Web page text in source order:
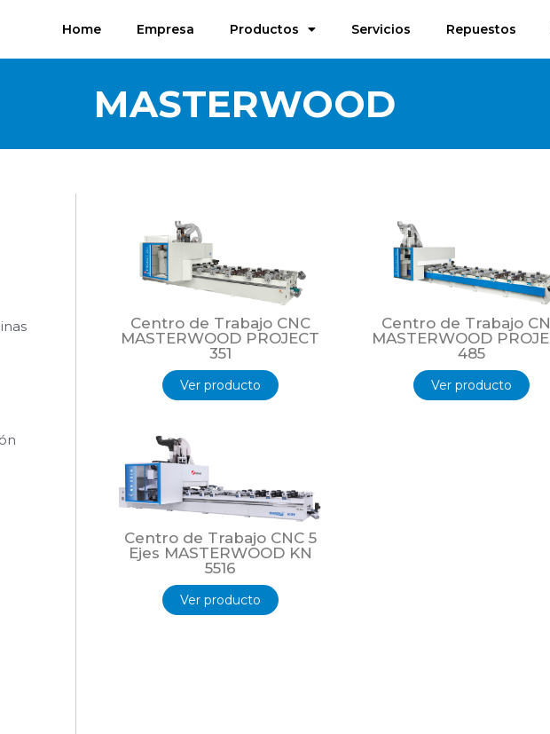
Home Empresa Productos Servicios Repuestos
MASTERWOOD
Centro de Trabajo CNC
MASTERWOOD PROJECT
351
Ver producto
Centro de Trabajo
MASTERWOOD
485
Ver producto
Centro de Trabajo CNC 5
Ejes MASTERWOOD KN
5516
Ver producto